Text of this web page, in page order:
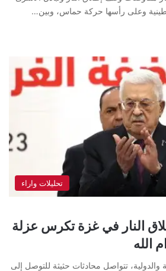
وعلى رأسها حركة حماس، وبين…
تحليلات واراء
النار في غزة تكرس عزلة
الله
والدولية، تتواصل محادثات حثيثة للتوصل إلى